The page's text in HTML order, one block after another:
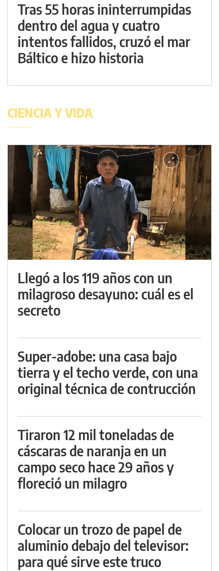
Tras 55 horas ininterrumpidas
dentro del agua y cuatro
intentos fallidos, cruzó el mar
Báltico e hizo historia
CIENCIA Y VIDA
Llegó a los 119 años con un
milagroso desayuno: cuál es el
secreto
Super-adobe: una casa bajo
tierra y el techo verde, con una
original técnica de contrucción
Tiraron 12 mil toneladas de
cáscaras de naranja en un
campo seco hace 29 años y
floreció un milagro
Colocar un trozo de papel de
aluminio debajo del televisor:
para qué sirve este truco